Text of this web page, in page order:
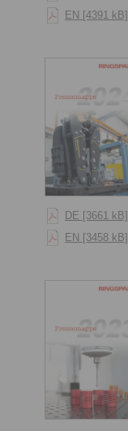
EN [4391 kB]
DE [3661 kB]
EN [3458 kB]